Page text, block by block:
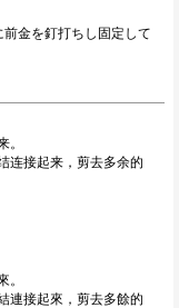
前金を釘打ちし固定して
。
连接起来，剪去多余的
。
連接起來，剪去多餘的